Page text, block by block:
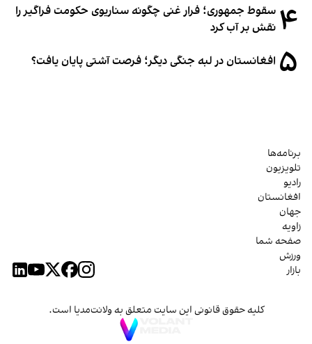
۴ سقوط جمهوری؛ فرار غنی چگونه سناریوی حکومت فراگیر را
نقش بر آب کرد
۵ افغانستان در لبه جنگی دیگر؛ فرصت آشتی پایان یافت؟
برنامه‌ها
تلویزیون
رادیو
افغانستان
جهان
زاویه
صفحه شما
ورزش
بازار
کلیه حقوق قانونی این سایت متعلق به ولانت‌مدیا است.